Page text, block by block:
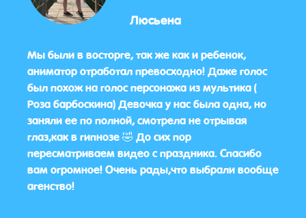
Люсьена
Мы были в восторге, так же как и ребенок,
аниматор отработал превосходно! Даже голос
был похож на голос персонажа из мультика (
Роза барбоскина) Девочка у нас была одна, но
заняли ее по полной, смотрела не отрывая
глаз,как в гипнозе 🤣 До сих пор
пересматриваем видео с праздника. Спасибо
вам огромное! Очень рады,что выбрали вообще
агенство!